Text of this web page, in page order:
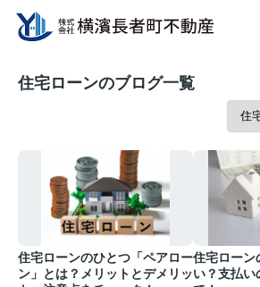
住宅ローンのブログ一覧
住宅ローンのひとつ「ペアロー
ン」とは？メリットとデメリッ
住宅ローン
い？支払い